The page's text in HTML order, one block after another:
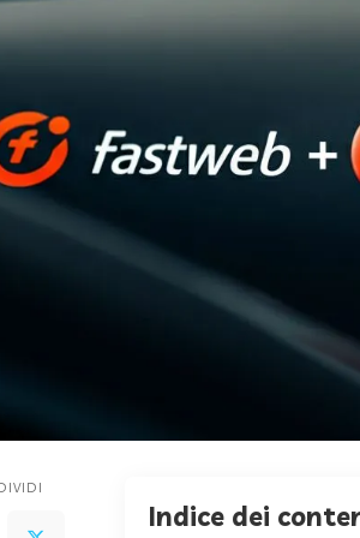
Indice dei